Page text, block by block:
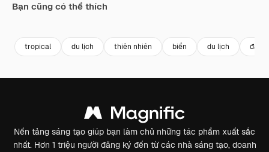
Bạn cũng có thể thích
tropical du lịch thiên nhiên biển du lịch đảo
Nền tảng sáng tạo giúp bạn làm chủ những tác phẩm xuất sắc
nhất. Hơn 1 triệu người đăng ký đến từ các nhà sáng tạo, doanh